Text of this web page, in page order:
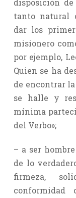
disposición
tanto natural
dar los
misionero
por ejemplo,
Quien se ha
de encontrar
se halle y
mínima
del Verbo»;
– a ser
de lo
firmeza,
conformidad